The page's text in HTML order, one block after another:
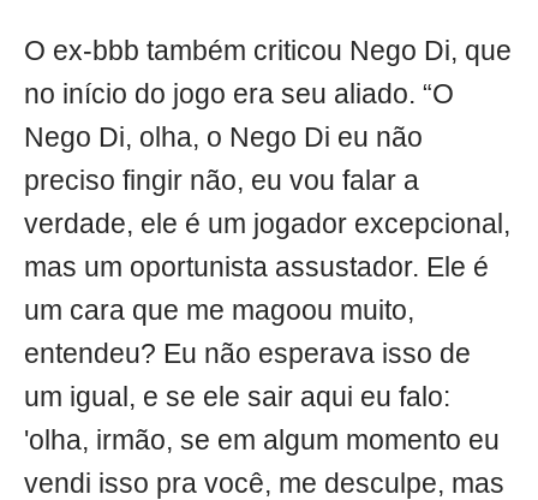
O ex-bbb também criticou Nego Di, que
no início do jogo era seu aliado. “O
Nego Di, olha, o Nego Di eu não
preciso fingir não, eu vou falar a
verdade, ele é um jogador excepcional,
mas um oportunista assustador. Ele é
um cara que me magoou muito,
entendeu? Eu não esperava isso de
um igual, e se ele sair aqui eu falo:
'olha, irmão, se em algum momento eu
vendi isso pra você, me desculpe, mas